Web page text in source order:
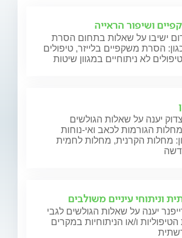
ושיפור הראייה
ישיבו על שאלות בתחום הסרת
הסרת משקפיים בלייזר, טיפולים
יענה על שאלות הגולשים
הגורמות לכאב ואי-נוחות
מחלות הקרנית, מחלות לחמית
וניתוחי עיניים משולבים
יענה על שאלות הגולשים לגבי
ו/או הניתוחיות במקרים